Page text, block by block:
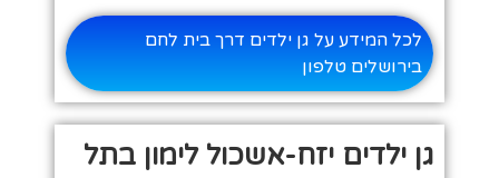
לכל המידע על גן ילדים דרך בית לחם
בירושלים טלפון
גן ילדים יזח-אשכול לימון בתל